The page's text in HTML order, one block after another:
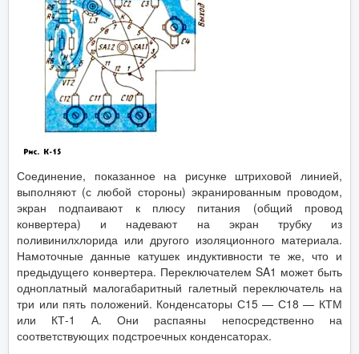
Соединение, показанное на рисунке штриховой линией,
выполняют (с любой стороны) экранированным проводом,
экран подпаивают к плюсу питания (общий провод
конвертера) и надевают на экран трубку из
поливинилхлорида или другого изоляционного материала.
Намоточные данные катушек индуктивности те же, что и
предыдущего конвертера. Переключателем SA1 может быть
одноплатный малогабаритный галетный переключатель на
три или пять положений. Конденсаторы С15 — С18 — КТМ
или КТ-1 А. Они распаяны непосредственно на
соответствующих подстроечных конденсаторах.